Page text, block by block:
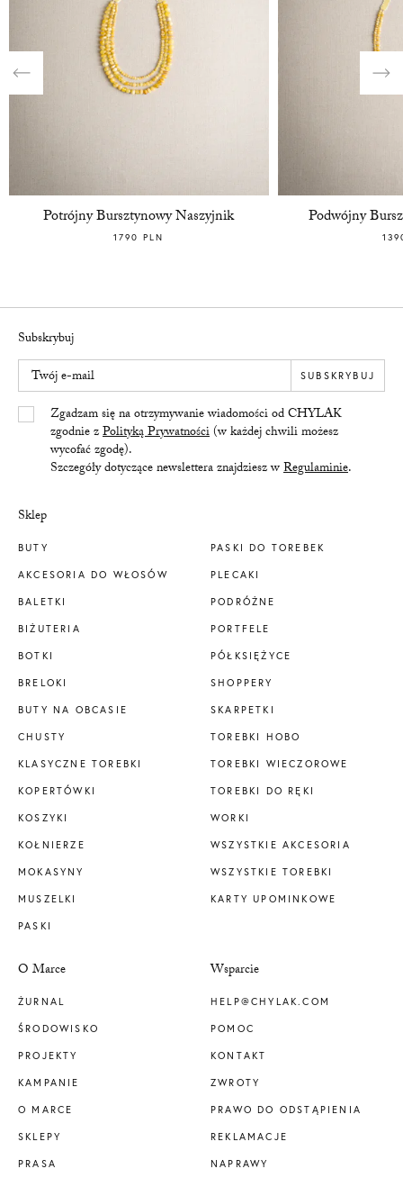
Potrójny Bursztynowy Naszyjnik
1790 PLN
Podwójny
Sklep
BUTY
AKCESORIA DO WŁOSÓW
BALETKI
BIŻUTERIA
BOTKI
BRELOKI
BUTY NA OBCASIE
CHUSTY
KLASYCZNE TOREBKI
KOPERTÓWKI
KOSZYKI
KOŁNIERZE
MOKASYNY
MUSZELKI
PASKI
PASKI DO TOREBEK
PLECAKI
PODRÓŻNE
PORTFELE
PÓŁKSIĘŻYCE
SHOPPERY
SKARPETKI
TOREBKI HOBO
TOREBKI WIECZOROWE
TOREBKI DO RĘKI
WORKI
WSZYSTKIE AKCESORIA
WSZYSTKIE TOREBKI
KARTY UPOMINKOWE
O Marce
ŻURNAL
ŚRODOWISKO
PROJEKTY
KAMPANIE
O MARCE
SKLEPY
PRASA
Wsparcie
HELP@CHYLAK.COM
POMOC
KONTAKT
ZWROTY
PRAWO DO ODSTĄPIENIA
REKLAMACJE
NAPRAWY
Subskrybuj
Twój e-mail
Yes/TakZgadzam się na otrzymywanie wiadomości od CHYLAK
zgodnie zPolityką Prywatności(w każdej chwili możesz
wycofać zgodę).
Szczegóły dotyczące newslettera znajdziesz wRegulaminie.
SUBSKRYBUJ